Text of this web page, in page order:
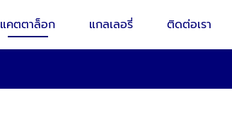
แคตตาล็อก แกลเลอรี่ ติดต่อเรา